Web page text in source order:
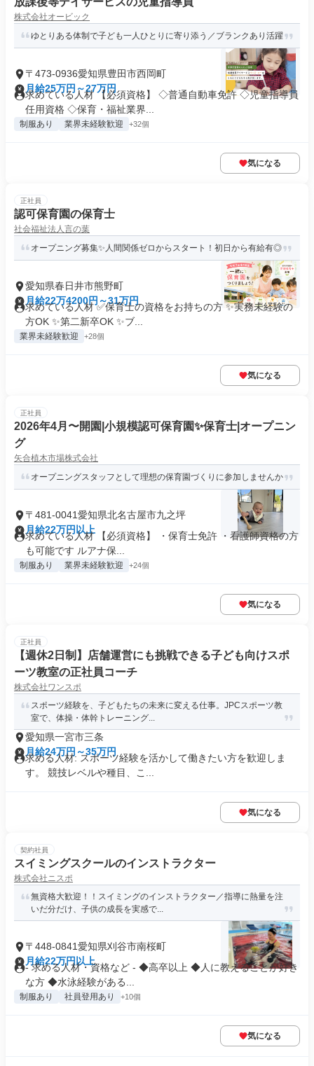
株式会社オービック
ゆとりある体制で子ども一人ひとりに寄り添う／ブランクあり活躍
〒473-0936愛知県豊田市西岡町
月給25万円～27万円
求めている人材 【必須資格】 ◇普通自動車免許 ◇児童指導員
任用資格 ◇保育・福祉業界...
制服あり 業界未経験歓迎 +32個
気になる
正社員
認可保育園の保育士
社会福祉法人言の葉
オープニング募集✨人間関係ゼロからスタート！初日から有給有◎
愛知県春日井市熊野町
月給22万4200円～31万円
求めている人材 ✅保育士の資格をお持ちの方 ✨実務未経験の
方OK ✨第二新卒OK ✨ブ...
業界未経験歓迎 +28個
気になる
正社員
2026年4月〜開園|小規模認可保育園✨保育士|オープニン
グ
矢合植木市場株式会社
オープニングスタッフとして理想の保育園づくりに参加しませんか
〒481-0041愛知県北名古屋市九之坪
月給22万円以上
求めている人材 【必須資格】 ・保育士免許 ・看護師資格の方
も可能です ルアナ保...
制服あり 業界未経験歓迎 +24個
気になる
正社員
【週休2日制】店舗運営にも挑戦できる子ども向けスポ
ーツ教室の正社員コーチ
株式会社ワンスポ
スポーツ経験を、子どもたちの未来に変える仕事。JPCスポーツ教
室で、体操・体幹トレーニング...
愛知県一宮市三条
月給24万円～35万円
求める人材: スポーツ経験を活かして働きたい方を歓迎しま
す。 競技レベルや種目、こ...
気になる
契約社員
スイミングスクールのインストラクター
株式会社ニスポ
無資格大歓迎！！スイミングのインストラクター／指導に熱量を注
いだ分だけ、子供の成長を実感で...
〒448-0841愛知県刈谷市南桜町
月給22万円以上
- 求める人材・資格など - ◆高卒以上 ◆人に教えることが好き
な方 ◆水泳経験がある...
制服あり 社員登用あり +10個
気になる